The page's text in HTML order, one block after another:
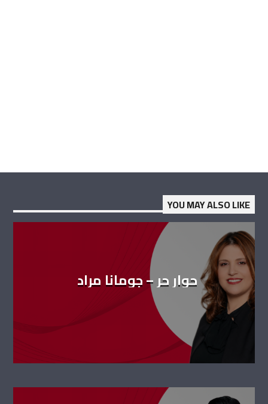
YOU MAY ALSO LIKE
حوار حر – جومانا مراد